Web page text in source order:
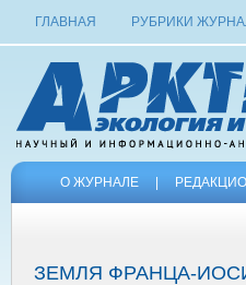
ГЛАВНАЯ РУБРИКИ
О ЖУРНАЛЕ
ЗЕМЛЯ ФРАНЦА-